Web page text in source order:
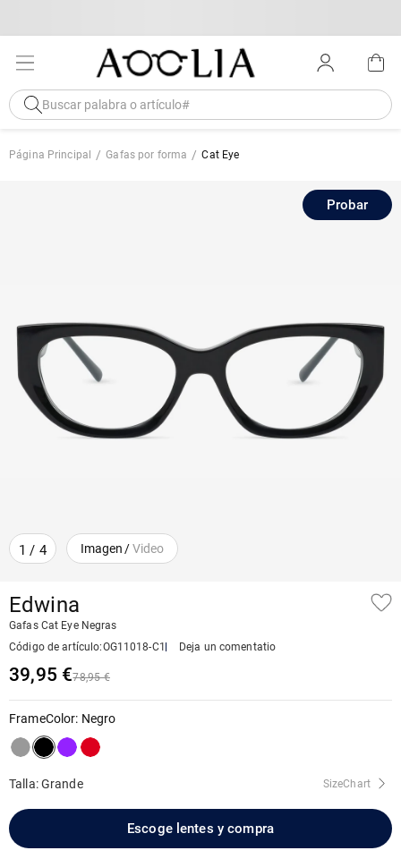
Página Principal Gafas por forma Cat Eye
1 / 4 Imagen /Video
Probar
Edwina
Gafas Cat Eye Negras
Código de artículo:OG11018-C1 Deja un comentatio
39,95 €78,95 €
FrameColor: Negro
Talla: Grande SizeChart
Escoge lentes y compra